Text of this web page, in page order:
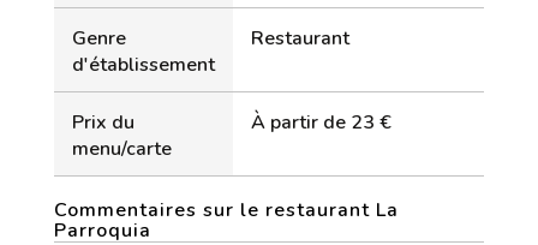
Genre
d'établissement
Restaurant
Prix du
menu/carte
À partir de 23 €
Commentaires sur le restaurant La
Parroquia